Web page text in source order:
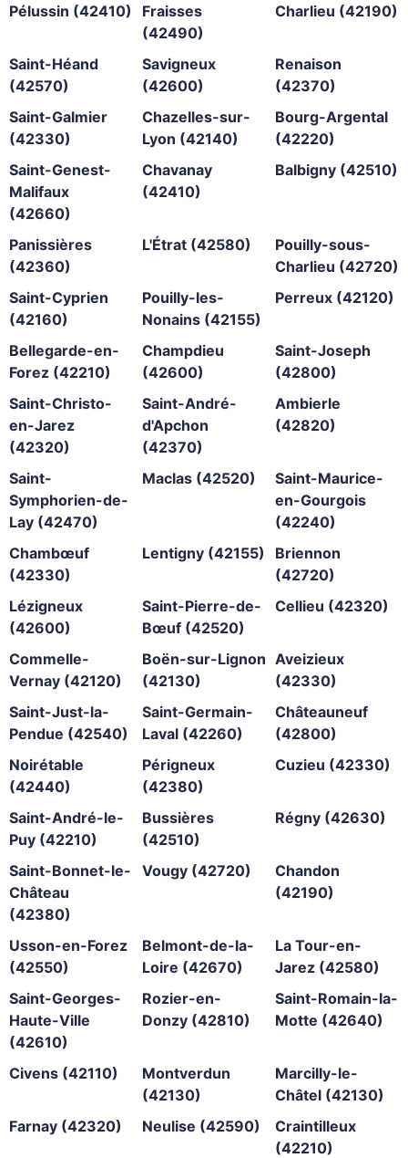
Pélussin (42410)
Fraisses
(42490)
Charlieu (42190)
Saint-Héand
(42570)
Savigneux
(42600)
Renaison
(42370)
Saint-Galmier
(42330)
Chazelles-sur-
Lyon (42140)
Bourg-Argental
(42220)
Saint-Genest-
Malifaux
(42660)
Chavanay
(42410)
Balbigny (42510)
Panissières
(42360)
L'Étrat (42580)
Pouilly-sous-
Charlieu (42720)
Saint-Cyprien
(42160)
Pouilly-les-
Nonains (42155)
Perreux (42120)
Bellegarde-en-
Forez (42210)
Champdieu
(42600)
Saint-Joseph
(42800)
Saint-Christo-
en-Jarez
(42320)
Saint-André-
d'Apchon
(42370)
Ambierle
(42820)
Saint-
Symphorien-de-
Lay (42470)
Maclas (42520)
Saint-Maurice-
en-Gourgois
(42240)
Chambœuf
(42330)
Lentigny (42155)
Briennon
(42720)
Lézigneux
(42600)
Saint-Pierre-de-
Bœuf (42520)
Cellieu (42320)
Commelle-
Vernay (42120)
Boën-sur-Lignon
(42130)
Aveizieux
(42330)
Saint-Just-la-
Pendue (42540)
Saint-Germain-
Laval (42260)
Châteauneuf
(42800)
Noirétable
(42440)
Périgneux
(42380)
Cuzieu (42330)
Saint-André-le-
Puy (42210)
Bussières
(42510)
Régny (42630)
Saint-Bonnet-le-
Château
(42380)
Vougy (42720)
Chandon
(42190)
Usson-en-Forez
(42550)
Belmont-de-la-
Loire (42670)
La Tour-en-
Jarez (42580)
Saint-Georges-
Haute-Ville
(42610)
Rozier-en-
Donzy (42810)
Saint-Romain-la-
Motte (42640)
Civens (42110)
Montverdun
(42130)
Marcilly-le-
Châtel (42130)
Farnay (42320)
Neulise (42590)
Craintilleux
(42210)